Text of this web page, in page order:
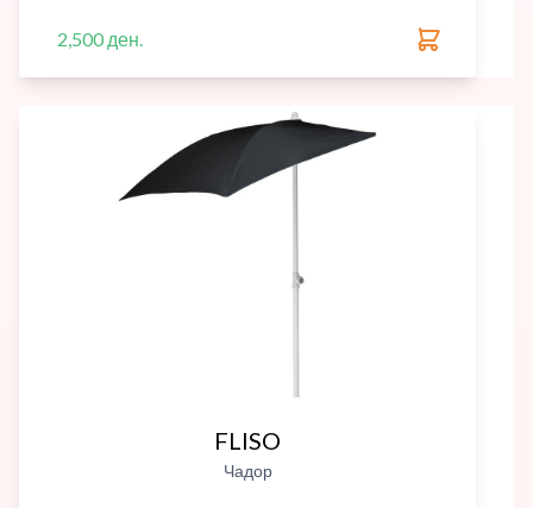
2,500 ден.
FLISO
Чадор